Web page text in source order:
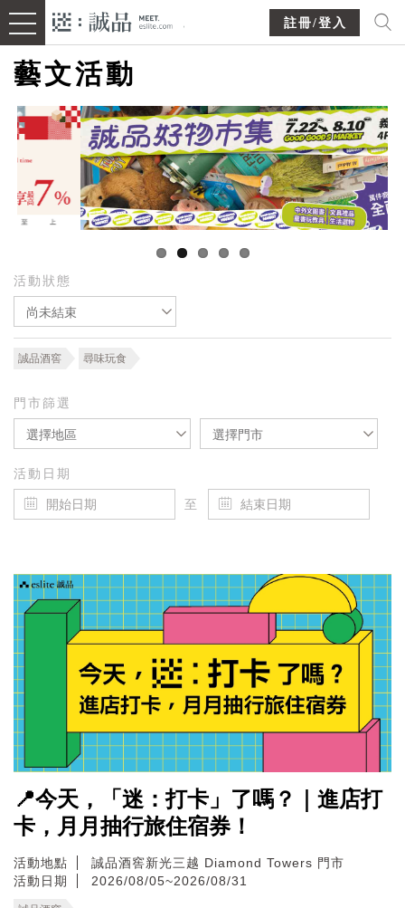
註冊/登入
藝文活動
活動狀態
尚未結束
誠品酒窖 尋味玩食
門市篩選
選擇地區 選擇門市
活動日期
至
📍今天，「迷：打卡」了嗎？｜進店打
卡，月月抽行旅住宿券！
活動地點
誠品酒窖新光三越 Diamond Towers 門市
活動日期
2026/08/05~2026/08/31